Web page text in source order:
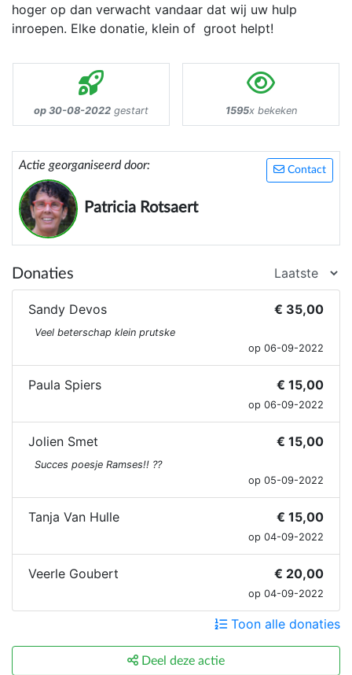
hoger op dan verwacht vandaar dat wij uw hulp
inroepen. Elke donatie, klein of groot helpt!
op 30-08-2022 gestart 1595x bekeken
Contact
Actie georganiseerd door:
Patricia Rotsaert
Donaties
Sandy Devos € 35,00
Veel beterschap klein prutske
op 06-09-2022
Paula Spiers € 15,00
op 06-09-2022
Jolien Smet € 15,00
Succes poesje Ramses!! ??
op 05-09-2022
Tanja Van Hulle € 15,00
op 04-09-2022
Veerle Goubert € 20,00
op 04-09-2022
Toon alle donaties
Deel deze actie